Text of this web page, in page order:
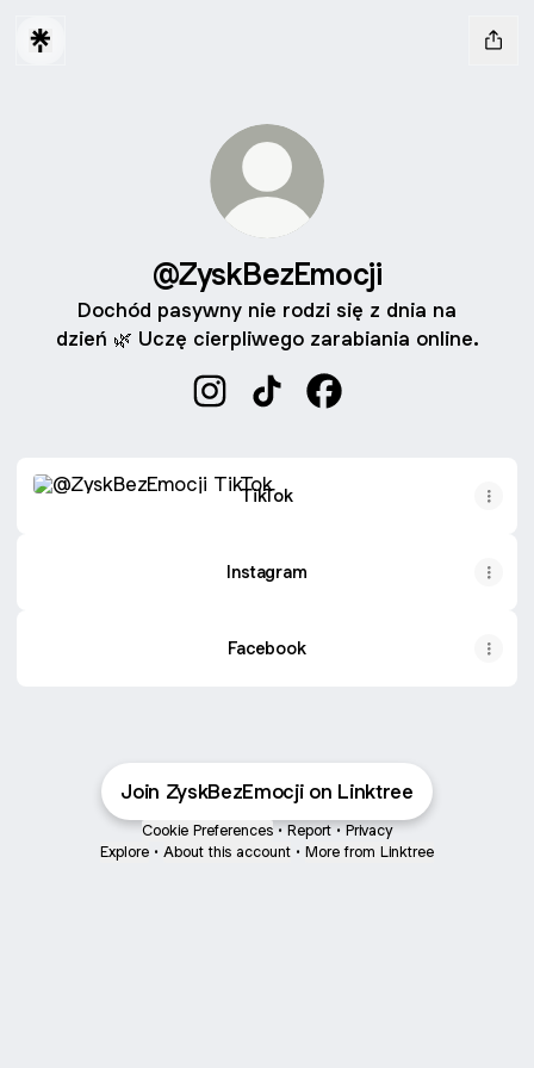
@ZyskBezEmocji
Dochód pasywny nie rodzi się z dnia na
dzień 🌿 Uczę cierpliwego zarabiania online.
TikTok
Instagram
Facebook
Join ZyskBezEmocji on Linktree
Cookie Preferences • Report • Privacy
Explore • About this account • More from Linktree